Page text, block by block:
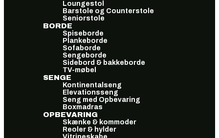
Loungestol
Barstole og Counterstole
Seniorstole
BORDE
Spiseborde
Plankeborde
Sofaborde
Sengeborde
Sidebord & bakkeborde
TV-møbel
SENGE
Kontinentalseng
Elevationsseng
Seng med Opbevaring
Boxmadras
OPBEVARING
Skænke & kommoder
Reoler & hylder